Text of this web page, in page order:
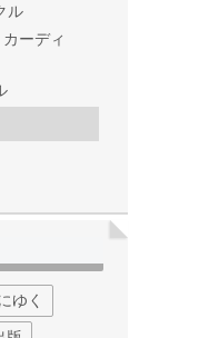
ル
ーディ
ゆく